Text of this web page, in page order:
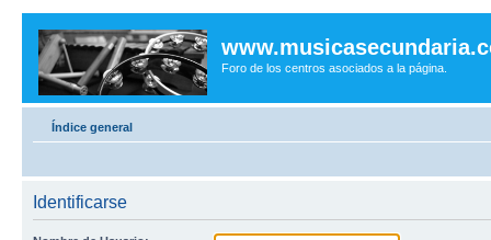
Foro de los centros asociados a la página.
Índice general
Identificarse